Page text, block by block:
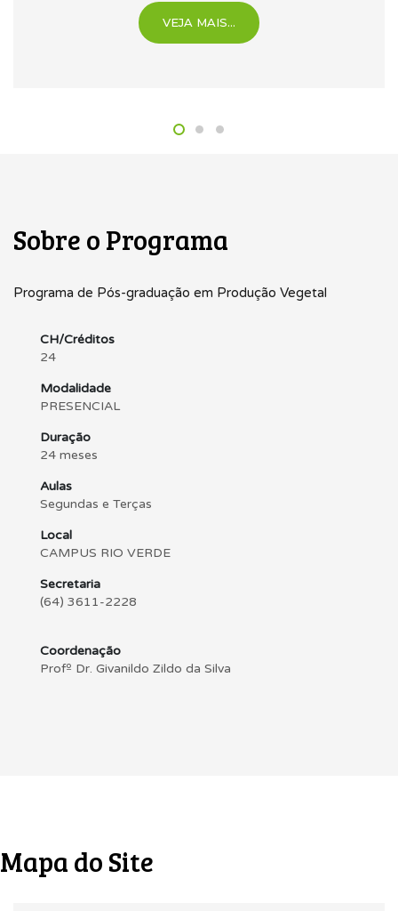
VEJA MAIS...
Sobre o Programa
Programa de Pós-graduação em Produção Vegetal
CH/Créditos
24
Modalidade
PRESENCIAL
Duração
24 meses
Aulas
Segundas e Terças
Local
CAMPUS RIO VERDE
Secretaria
(64) 3611-2228
Coordenação
Profº Dr. Givanildo Zildo da Silva
Mapa do Site